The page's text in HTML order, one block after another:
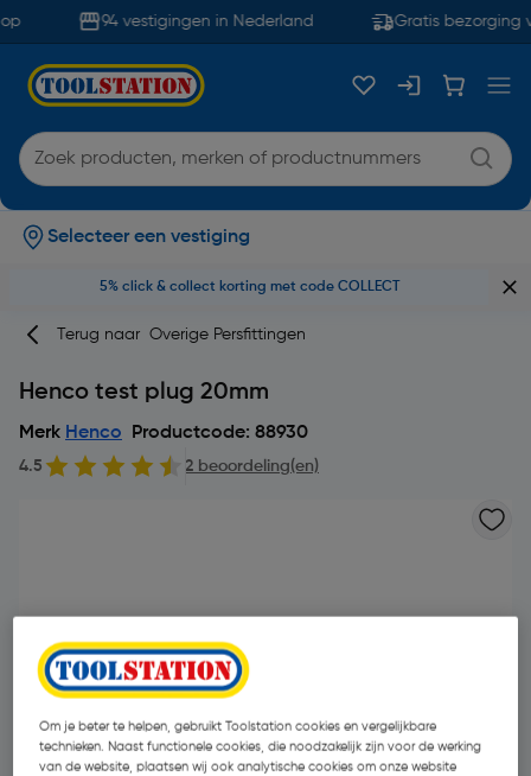
94 vestigingen in Nederland Gratis bezorging
Selecteer een vestiging
5% click & collect korting met code COLLECT
Terug naar Overige Persfittingen
Henco test plug 20mm
Merk Henco Productcode: 88930
4.5 2 beoordeling(en)
Om je beter te helpen, gebruikt Toolstation cookies en vergelijkbare
technieken. Naast functionele cookies, die noodzakelijk zijn voor de werking
van de website, plaatsen wij ook analytische cookies om onze website